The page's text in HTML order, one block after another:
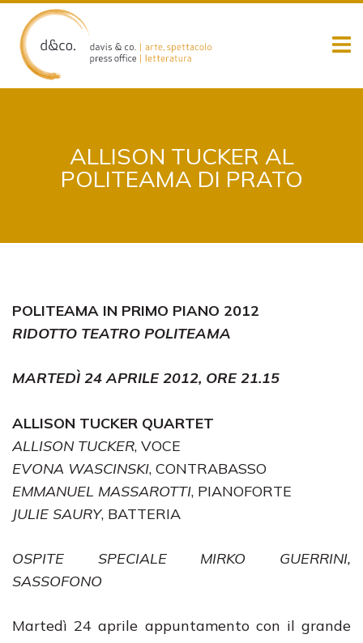
content
ALLISON TUCKER AL
POLITEAMA DI PRATO
POLITEAMA IN PRIMO PIANO 2012
RIDOTTO TEATRO POLITEAMA
MARTEDÌ 24 APRILE 2012, ORE 21.15
ALLISON TUCKER QUARTET
ALLISON TUCKER, VOCE
EVONA WASCINSKI, CONTRABASSO
EMMANUEL MASSAROTTI, PIANOFORTE
JULIE SAURY, BATTERIA
OSPITE SPECIALE MIRKO GUERRINI,
SASSOFONO
Martedì 24 aprile appuntamento con il grande